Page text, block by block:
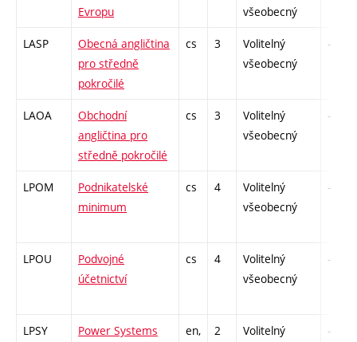
Evropu
všeobecný
LASP
Obecná angličtina
pro středně
pokročilé
cs 3
Volitelný
všeobecný
-
LAOA
Obchodní
angličtina pro
středně pokročilé
cs 3
Volitelný
všeobecný
-
LPOM
Podnikatelské
minimum
cs 4
Volitelný
všeobecný
-
LPOU
Podvojné
účetnictví
cs 4
Volitelný
všeobecný
-
LPSY Power Systems
en,
2
Volitelný
-